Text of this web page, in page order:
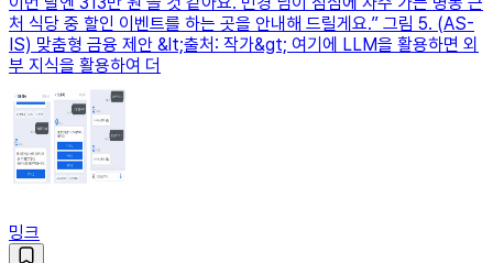
처 식당 중 할인 이벤트를 하는 곳을 안내해 드릴게요.” 그림 5. (AS-
IS) 맞춤형 금융 제안 &lt;출처: 작가&gt; 여기에 LLM을 활용하면 외
부 지식을 활용하여 더
밍크